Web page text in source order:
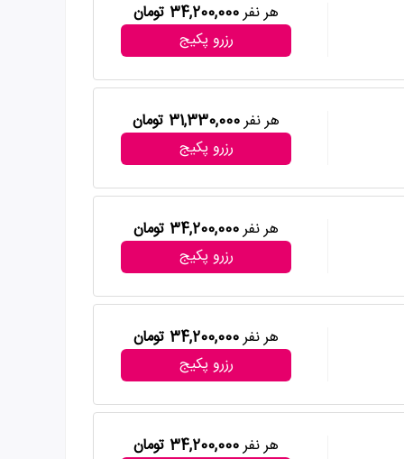
هر نفر34,200,000 تومان
رزرو پکیج
هر نفر31,330,000 تومان
رزرو پکیج
هر نفر34,200,000 تومان
رزرو پکیج
هر نفر34,200,000 تومان
رزرو پکیج
هر نفر34,200,000 تومان